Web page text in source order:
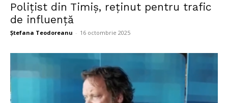
Polițist din Timiș, reținut pentru trafic
de influență
Ștefana Teodoreanu - 16 octombrie 2025